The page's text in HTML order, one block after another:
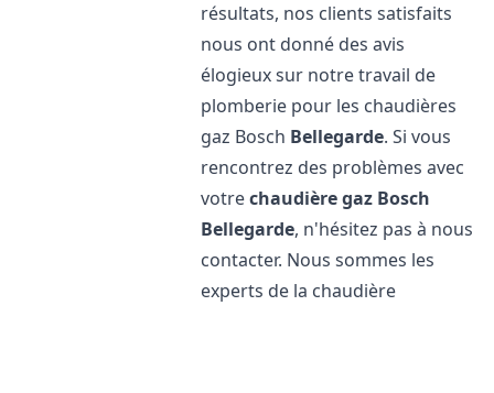
résultats, nos clients satisfaits
nous ont donné des avis
élogieux sur notre travail de
plomberie pour les chaudières
gaz Bosch Bellegarde. Si vous
rencontrez des problèmes avec
votrechaudière gaz Bosch
Bellegarde, n'hésitez pas à nous
contacter. Nous sommes les
experts de la chaudière